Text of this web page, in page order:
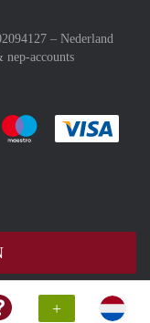
+
– Nederland
nep-accounts
af met Paypal
rekent gemakkelijk af met
Je rekent